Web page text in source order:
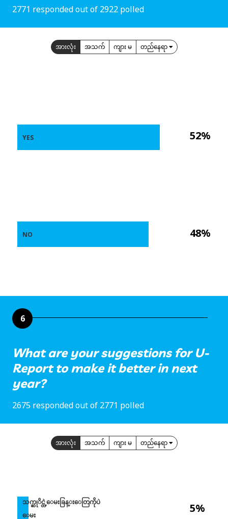
2771 responded out of 2922 polled
အားလုံး အသက် ကျား မ တည်နေရာ
52%
48%
YES
NO
6
What are your suggestions for U-
Report to make it better in next
year?
2675 responded out of 2771 polled
အားလုံး အသက် ကျား မ တည်နေရာ
5%
သက္ဆုိင္တဲ့ေမးခြန္းေတြကိုပဲ
ေမး